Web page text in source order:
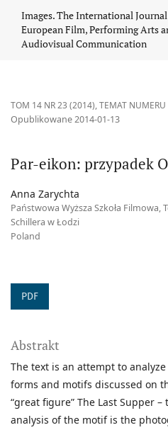
Images. The International
European Film, Performing Arts
Audiovisual Communication
TOM 14 NR 23 (2014),TEMAT NUMERU
Par-eikon: przypadek
Opublikowane 2014-01-13
Anna Zarychta
Państwowa Wyższa Szkoła Filmowa,
Schillera w Łodzi
Poland
PDF
Abstrakt
The text is an attempt to
forms and motifs discussed on
“great figure” The Last Supper
analysis of the motif is the